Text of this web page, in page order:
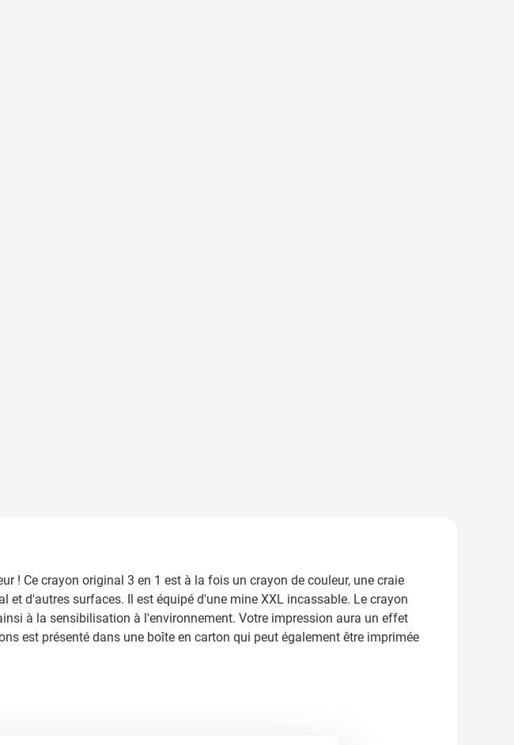
! Ce crayon original 3 en 1 est à la fois un crayon de couleur, une craie
et d'autres surfaces. Il est équipé d'une mine XXL incassable. Le crayon
à la sensibilisation à l'environnement. Votre impression aura un effet
est présenté dans une boîte en carton qui peut également être imprimée